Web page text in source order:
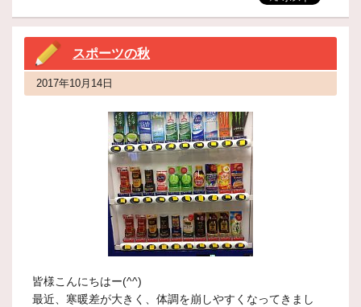
スポーツの秋
2017年10月14日
皆様こんにちはー(^^)
最近、寒暖差が大きく、体調を崩しやすくなってきまし